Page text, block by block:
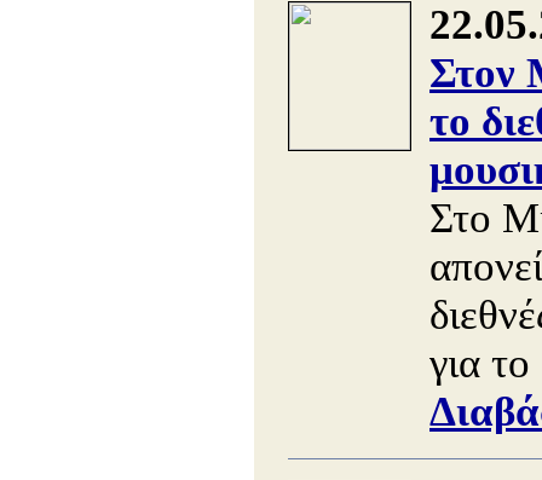
Στον
το
Στο
για